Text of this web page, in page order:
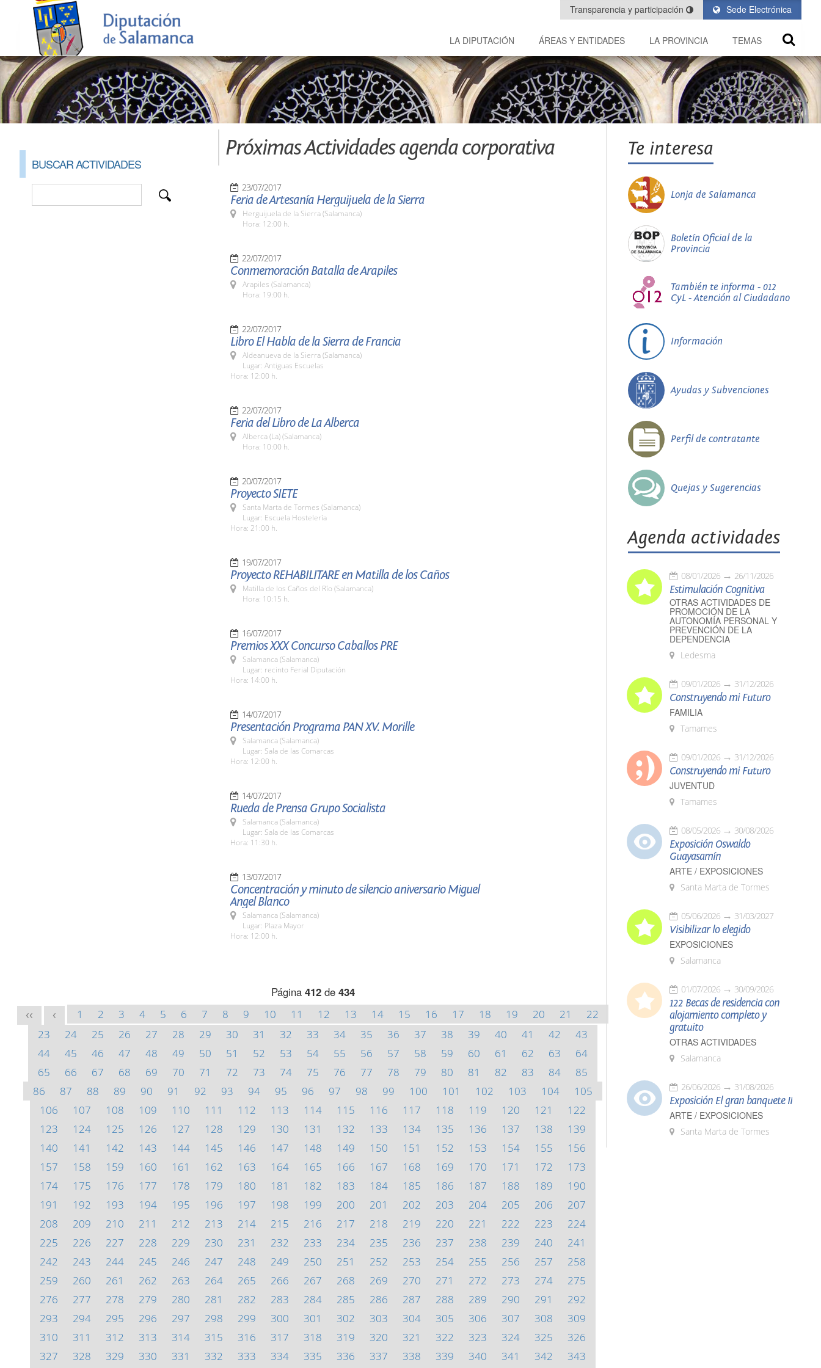
Sede Electrónica
Transparencia y participación
LA DIPUTACIÓN ÁREAS Y ENTIDADES LA PROVINCIA TEMAS
BUSCAR ACTIVIDADES
Próximas Actividades agenda corporativa
23/07/2017
Feria de Artesanía Herguijuela de la Sierra
Herguijuela de la Sierra (Salamanca)
Hora: 12:00 h.
22/07/2017
Conmemoración Batalla de Arapiles
Arapiles (Salamanca)
Hora: 19:00 h.
22/07/2017
Libro El Habla de la Sierra de Francia
Aldeanueva de la Sierra (Salamanca)
Lugar: Antiguas Escuelas
Hora: 12:00 h.
22/07/2017
Feria del Libro de La Alberca
Alberca (La) (Salamanca)
Hora: 10:00 h.
20/07/2017
Proyecto SIETE
Santa Marta de Tormes (Salamanca)
Lugar: Escuela Hostelería
Hora: 21:00 h.
19/07/2017
Proyecto REHABILITARE en Matilla de los Caños
Matilla de los Caños del Río (Salamanca)
Hora: 10:15 h.
16/07/2017
Premios XXX Concurso Caballos PRE
Salamanca (Salamanca)
Lugar: recinto Ferial Diputación
Hora: 14:00 h.
14/07/2017
Presentación Programa PAN XV. Morille
Salamanca (Salamanca)
Lugar: Sala de las Comarcas
Hora: 12:00 h.
14/07/2017
Rueda de Prensa Grupo Socialista
Salamanca (Salamanca)
Lugar: Sala de las Comarcas
Hora: 11:30 h.
13/07/2017
Concentración y minuto de silencio aniversario Miguel
Angel Blanco
Salamanca (Salamanca)
Lugar: Plaza Mayor
Hora: 12:00 h.
Página 412de 434
<< < 1 2 3 4 5 6 7 8 9 10 11 12 13 14 15 16 17 18 19 20 21
22
23
24 25 26 27 28 29 30 31 32 33 34 35 36 37 38 39 40 41 42
43
44
45 46 47 48 49 50 51 52 53 54 55 56 57 58 59 60 61 62 63
64
65
66 67 68 69 70 71 72 73 74 75 76 77 78 79 80 81 82 83 84
85
86
87 88 89 90 91 92 93 94 95 96 97 98 99 100 101 102 103 104
105
106
107 108 109 110 111 112 113 114 115 116 117 118 119 120 121
122
123
124 125 126 127 128 129 130 131 132 133 134 135 136 137 138
139
140
141 142 143 144 145 146 147 148 149 150 151 152 153 154 155
156
157
158 159 160 161 162 163 164 165 166 167 168 169 170 171 172
173
174
175 176 177 178 179 180 181 182 183 184 185 186 187 188 189
190
191
192 193 194 195 196 197 198 199 200 201 202 203 204 205 206
207
208
209 210 211 212 213 214 215 216 217 218 219 220 221 222 223
224
225
226 227 228 229 230 231 232 233 234 235 236 237 238 239 240
241
242
243 244 245 246 247 248 249 250 251 252 253 254 255 256 257
258
259
260 261 262 263 264 265 266 267 268 269 270 271 272 273 274
275
276
277 278 279 280 281 282 283 284 285 286 287 288 289 290 291
292
293
294 295 296 297 298 299 300 301 302 303 304 305 306 307 308
309
310
311 312 313 314 315 316 317 318 319 320 321 322 323 324 325
326
327
328 329 330 331 332 333 334 335 336 337 338 339 340 341 342 343
Te interesa
Lonja de Salamanca
Boletín Oficial de la
Provincia
También te informa - 012
CyL - Atención al Ciudadano
Información
Ayudas y Subvenciones
Perfil de contratante
Quejas y Sugerencias
Agenda actividades
08/01/2026 26/11/2026
Estimulación Cognitiva
OTRAS ACTIVIDADES DE
PROMOCIÓN DE LA
AUTONOMÍA PERSONAL Y
PREVENCIÓN DE LA
DEPENDENCIA
Ledesma
09/01/2026 31/12/2026
Construyendo mi Futuro
FAMILIA
Tamames
09/01/2026 31/12/2026
Construyendo mi Futuro
JUVENTUD
Tamames
08/05/2026 30/08/2026
Exposición Oswaldo
Guayasamín
ARTE / EXPOSICIONES
Santa Marta de Tormes
05/06/2026 31/03/2027
Visibilizar lo elegido
EXPOSICIONES
Salamanca
01/07/2026 30/09/2026
122 Becas de residencia con
alojamiento completo y
gratuito
OTRAS ACTIVIDADES
Salamanca
26/06/2026 31/08/2026
Exposición El gran banquete II
ARTE / EXPOSICIONES
Santa Marta de Tormes